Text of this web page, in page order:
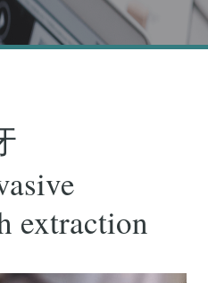
extraction